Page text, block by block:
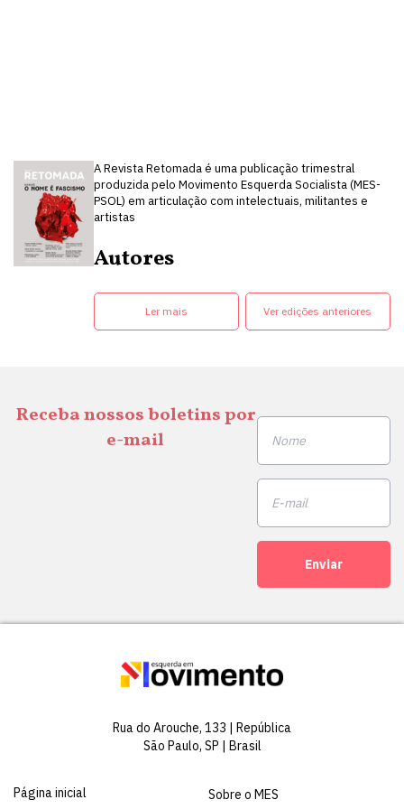
A Revista Retomada é uma publicação trimestral
produzida pelo Movimento Esquerda Socialista (MES-
PSOL) em articulação com intelectuais, militantes e
artistas
Autores
Ler mais Ver edições anteriores
Receba nossos boletins por
e-mail
Enviar
Rua do Arouche, 133 | República
São Paulo, SP | Brasil
Página inicial
Sobre o MES